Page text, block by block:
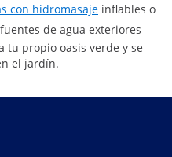
con hidromasaje inflables o
de agua exteriores
tu propio oasis verde y se
el jardín.